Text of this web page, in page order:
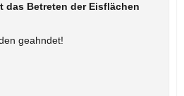
das Betreten der Eisflächen
geahndet!